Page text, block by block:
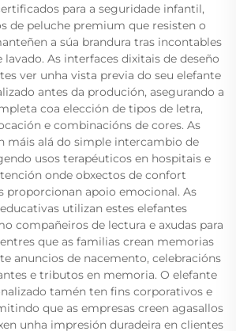
para a seguridade infantil,
de peluche premium que resisten o
a súa brandura tras incontables
lavado. As interfaces dixitais de deseño
ver unha vista previa do seu elefante
antes da produción, asegurando a
coa elección de tipos de letra,
e combinacións de cores. As
máis alá do simple intercambio de
usos terapéuticos en hospitais e
onde obxectos de confort
proporcionan apoio emocional. As
utilizan estes elefantes
compañeiros de lectura e axudas para
que as familias crean memorias
anuncios de nacemento, celebracións
e tributos en memoria. O elefante
tamén ten fins corporativos e
que as empresas creen agasallos
unha impresión duradeira en clientes